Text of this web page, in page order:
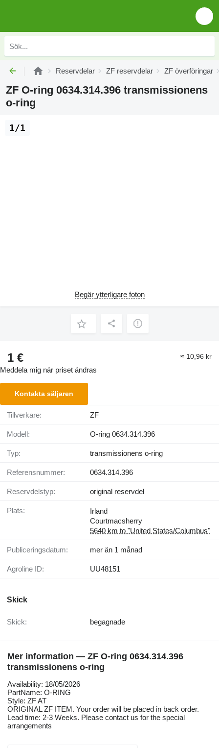
Reservdelar ZF reservdelar ZF överföringar
ZF O-ring 0634.314.396 transmissionens
o-ring
1/1
Begär ytterligare foton
1 € ≈ 10,96 kr
Meddela mig när priset ändras
Kontakta säljaren
Tillverkare: ZF
Modell: O-ring 0634.314.396
Typ: transmissionens o-ring
Referensnummer: 0634.314.396
Reservdelstyp: original reservdel
Plats:
Irland
Courtmacsherry
5640 km to "United States/Columbus"
Publiceringsdatum: mer än 1 månad
Agroline ID: UU48151
Skick
Skick: begagnade
Mer information — ZF O-ring 0634.314.396
transmissionens o-ring
Availability: 18/05/2026
PartName: O-RING
Style: ZF AT
ORIGINAL ZF ITEM. Your order will be placed in back order.
Lead time: 2-3 Weeks. Please contact us for the special
arrangements